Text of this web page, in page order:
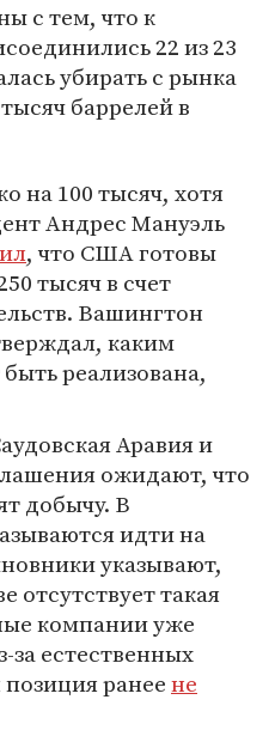
с тем, что к
22 из 23
убирать с рынка
баррелей в
на 100 тысяч, хотя
Андрес Мануэль
, что США готовы
тысяч в счет
Вашингтон
каким
реализована,
Аравия и
ожидают, что
добычу. В
идти на
указывают,
отсутствует такая
компании уже
за естественных
ранеене